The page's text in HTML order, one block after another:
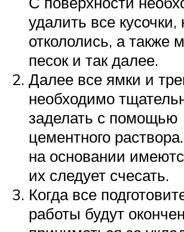
удалить все кусочки,
откололись, а также
песок и так далее.
Далее все ямки и
необходимо
заделать с помощью
цементного
на основании
их следует счесать.
Когда все
работы будут